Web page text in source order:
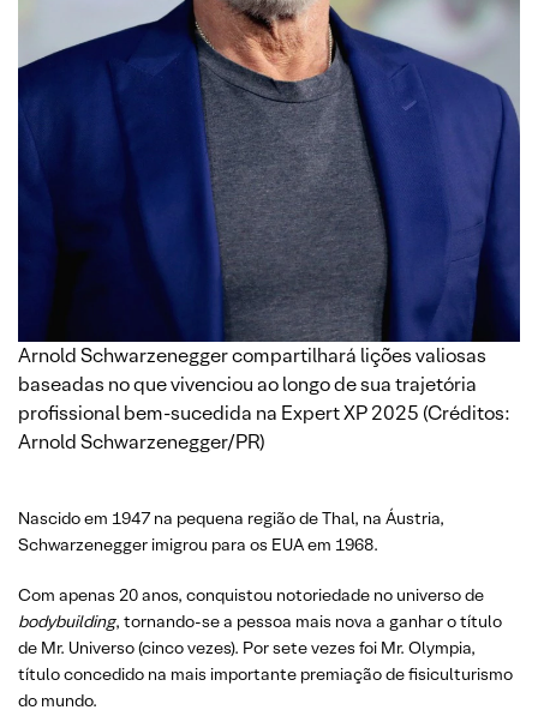
Arnold Schwarzenegger compartilhará lições valiosas
baseadas no que vivenciou ao longo de sua trajetória
profissional bem-sucedida na Expert XP 2025 (Créditos:
Arnold Schwarzenegger/PR)
Nascido em 1947 na pequena região de Thal, na Áustria,
Schwarzenegger imigrou para os EUA em 1968.
Com apenas 20 anos, conquistou notoriedade no universo de
bodybuilding, tornando-se a pessoa mais nova a ganhar o título
de Mr. Universo (cinco vezes). Por sete vezes foi Mr. Olympia,
título concedido na mais importante premiação de fisiculturismo
do mundo.